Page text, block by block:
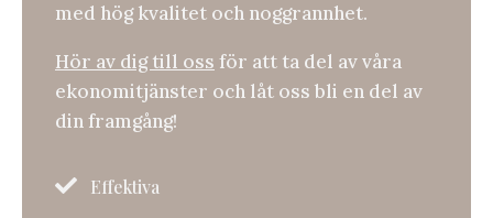
med hög kvalitet och noggrannhet.
Hör av dig till oss för att ta del av våra
ekonomitjänster och låt oss bli en del av
din framgång!
 Effektiva